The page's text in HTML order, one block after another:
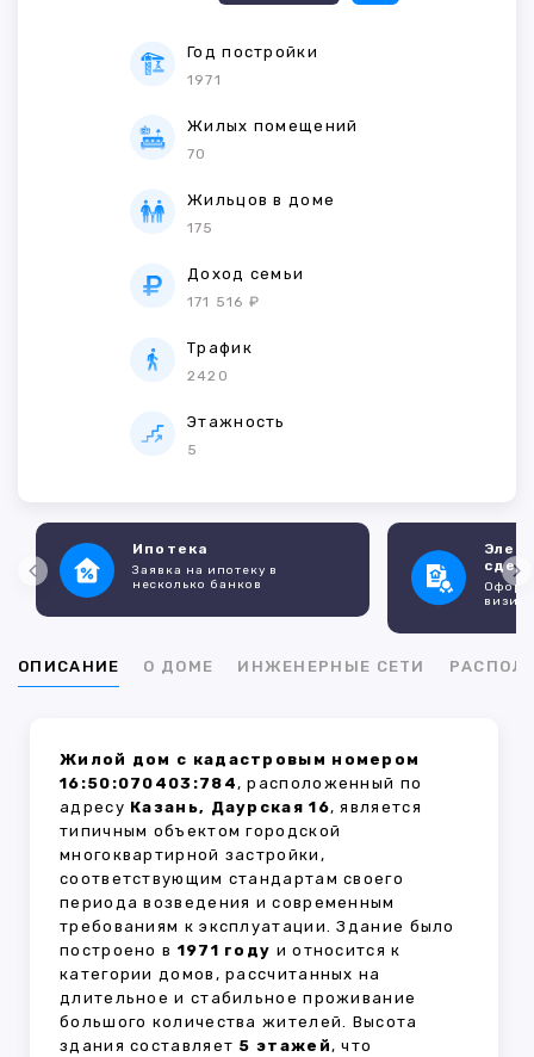
Год постройки
1971
Жилых помещений
70
Жильцов в доме
175
Доход семьи
171 516 ₽
Трафик
2420
Этажность
5
Ипотека
Заявка на ипотеку в
несколько банков
ОПИСАНИЕ О ДОМЕ ИНЖЕНЕРНЫЕ СЕТИ
Жилой дом с кадастровым номером
16:50:070403:784, расположенный по
адресу Казань, Даурская 16, является
типичным объектом городской
многоквартирной застройки,
соответствующим стандартам своего
периода возведения и современным
требованиям к эксплуатации. Здание было
построено в 1971 году и относится к
категории домов, рассчитанных на
длительное и стабильное проживание
большого количества жителей. Высота
здания составляет 5 этажей, что